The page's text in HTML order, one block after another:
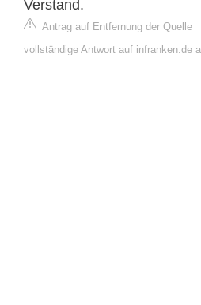
Verstand.
Antrag auf Entfernung der Quelle
vollständige Antwort auf infranken.de